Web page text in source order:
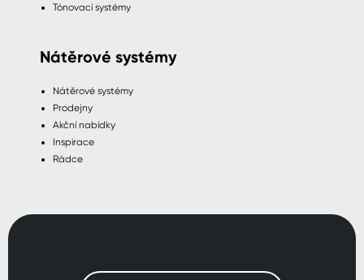
Tónovací systémy
Nátěrové systémy
Nátěrové systémy
Prodejny
Akční nabídky
Inspirace
Rádce